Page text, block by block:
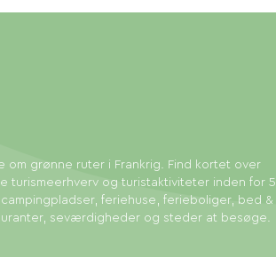
om grønne ruter i Frankrig. Find kortet over
turismeerhverv og turistaktiviteter inden for 5
feriehuse, ferieboliger, bed &
seværdigheder og steder at besøge.